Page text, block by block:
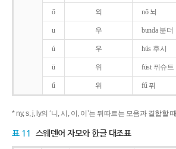
ő 외 nő 뇌
u 우 bunda 분더
ú 우 hús 후시
ü 위 füst 퓌슈트
ű 위 fű 퓌
* ny, s, j, ly의 ‘니, 시, 이, 이’는 뒤따르는 모음과 결합할
표 11 스웨덴어 자모와 한글 대조표